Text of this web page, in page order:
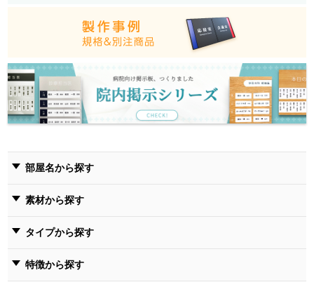
部屋名から探す
素材から探す
タイプから探す
特徴から探す